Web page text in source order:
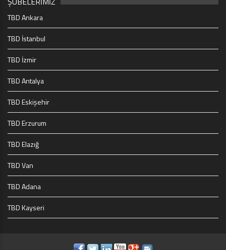
TBD Ankara
TBD İstanbul
TBD İzmir
TBD Antalya
TBD Eskişehir
TBD Erzurum
TBD Elazığ
TBD Van
TBD Adana
TBD Kayseri